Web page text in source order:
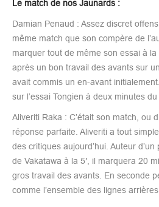
Le match de nos Jaunards :
Damian Penaud : Assez discret
même match que son compère de
marquer tout de même son essai à la
après un bon travail des avants sur
avait commis un en-avant
sur l’essai Tongien à deux minutes du
Aliveriti Raka : C’était son match, ou
réponse parfaite. Aliveriti a tout
des critiques aujourd’hui. Auteur
de Vakatawa à la 5′, il marquera 20
gros travail des avants. En seconde
comme l’ensemble des lignes arrières.